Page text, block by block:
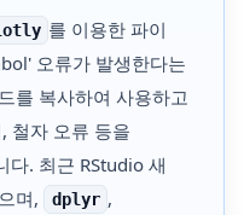
를 이용한 파이
오류가 발생한다는
를 복사하여 사용하고
철자 오류 등을
다. 최근 RStudio 새
며,
dplyr ,